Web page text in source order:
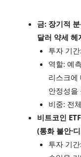
금: 장기적
달러 약세 헤
투자 기
역할: 예
리스크에
안정성을
비중: 전
비트코인
(통화 불안·
투자 기